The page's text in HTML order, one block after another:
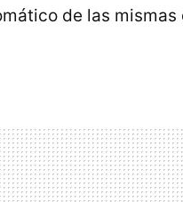
de las mismas